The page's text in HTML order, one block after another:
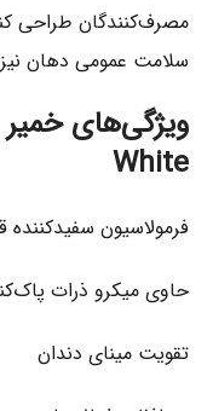
مصرف‌کنندگان طراحی
سلامت عمومی دهان نیز
White
فرمولاسیون سفیدکننده
حاوی میکرو ذرات
تقویت مینای دندان